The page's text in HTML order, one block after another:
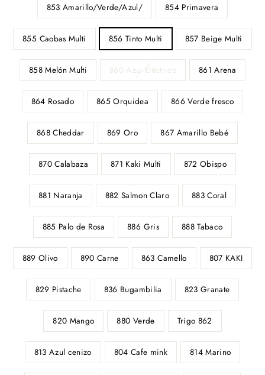
853 Amarillo/Verde/Azul/ 854 Primavera
855 Caobas Multi 856 Tinto Multi 857 Beige Multi
858 Melón Multi 860 Azul Eléctrico 861 Arena
864 Rosado 865 Orquidea 866 Verde fresco
868 Cheddar 869 Oro 867 Amarillo Bebé
870 Calabaza 871 Kaki Multi 872 Obispo
881 Naranja 882 Salmon Claro 883 Coral
885 Palo de Rosa 886 Gris 888 Tabaco
889 Olivo 890 Carne 863 Camello 807 KAKI
829 Pistache 836 Bugambilia 823 Granate
820 Mango 880 Verde Trigo 862
813 Azul cenizo 804 Cafe mink 814 Marino